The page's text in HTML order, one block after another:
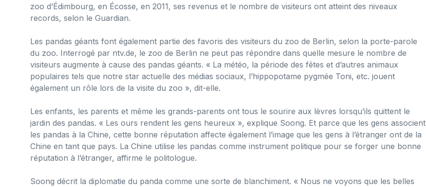
zoo d’Édimbourg, en Écosse, en 2011, ses revenus et le nombre de visiteurs ont atteint des niveaux
records, selon le Guardian.
Les pandas géants font également partie des favoris des visiteurs du zoo de Berlin, selon la porte-parole
du zoo. Interrogé par ntv.de, le zoo de Berlin ne peut pas répondre dans quelle mesure le nombre de
visiteurs augmente à cause des pandas géants. « La météo, la période des fêtes et d’autres animaux
populaires tels que notre star actuelle des médias sociaux, l’hippopotame pygmée Toni, etc. jouent
également un rôle lors de la visite du zoo », dit-elle.
Les enfants, les parents et même les grands-parents ont tous le sourire aux lèvres lorsqu’ils quittent le
jardin des pandas. « Les ours rendent les gens heureux », explique Soong. Et parce que les gens associent
les pandas à la Chine, cette bonne réputation affecte également l’image que les gens à l’étranger ont de la
Chine en tant que pays. La Chine utilise les pandas comme instrument politique pour se forger une bonne
réputation à l’étranger, affirme le politologue.
Soong décrit la diplomatie du panda comme une sorte de blanchiment. « Nous ne voyons que les belles